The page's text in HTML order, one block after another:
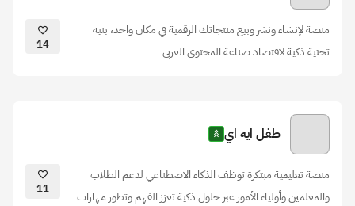
منصة لإنشاء ونشر وبيع منتجاتك الرقمية في مكان واحد، بنيه
تحتية ذكية لاقتصاد صناعة المحتوى العربي
14
طفل ايه اي
منصة تعليمية مبتكرة توظف الذكاء الاصطناعي لدعم الطلاب
والمعلمين وأولياء الأمور عبر حلول ذكية تعزز الفهم وتطور مهارات
11